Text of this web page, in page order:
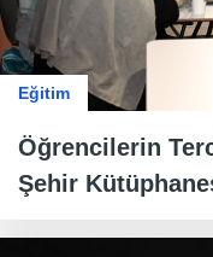
Eğitim
Öğrencilerin
Şehir